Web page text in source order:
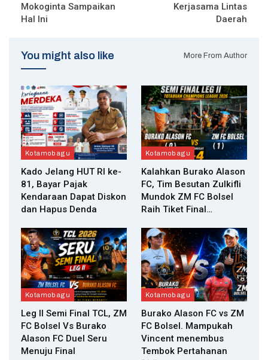
Mokoginta Sampaikan
Hal Ini
Kerjasama Lintas
Daerah
You might also like More From Author
Kotamobagu
Kado Jelang HUT RI ke-
81, Bayar Pajak
Kendaraan Dapat Diskon
dan Hapus Denda
Kotamobagu
Kalahkan Burako Alason
FC, Tim Besutan Zulkifli
Mundok ZM FC Bolsel
Raih Tiket Final…
Kotamobagu
Leg II Semi Final TCL, ZM
FC Bolsel Vs Burako
Alason FC Duel Seru
Menuju Final
Kotamobagu
Burako Alason FC vs ZM
FC Bolsel. Mampukah
Vincent menembus
Tembok Pertahanan